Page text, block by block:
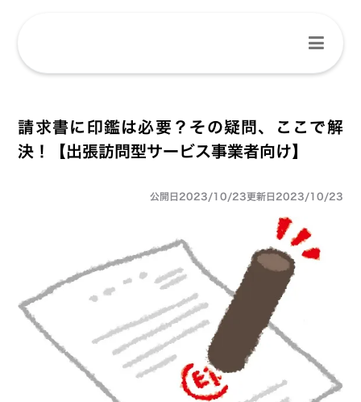
請求書に印鑑は必要？その疑問、ここで解
決！【出張訪問型サービス事業者向け】
公開日2023/10/23更新日2023/10/23